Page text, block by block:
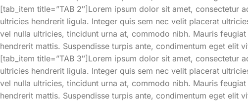
[tab_item title=”TAB 2″]Lorem ipsum dolor sit amet, consectetur
ultricies hendrerit ligula. Integer quis sem nec velit placerat
vel nulla ultricies, tincidunt urna at, commodo nibh. Mauris
hendrerit mattis. Suspendisse turpis ante, condimentum eget elit
[tab_item title=”TAB 3″]Lorem ipsum dolor sit amet, consectetur
ultricies hendrerit ligula. Integer quis sem nec velit placerat
vel nulla ultricies, tincidunt urna at, commodo nibh. Mauris
hendrerit mattis. Suspendisse turpis ante, condimentum eget elit